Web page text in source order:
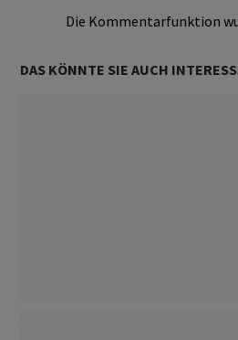
Die Kommentarfunktion
DAS KÖNNTE SIE AUCH